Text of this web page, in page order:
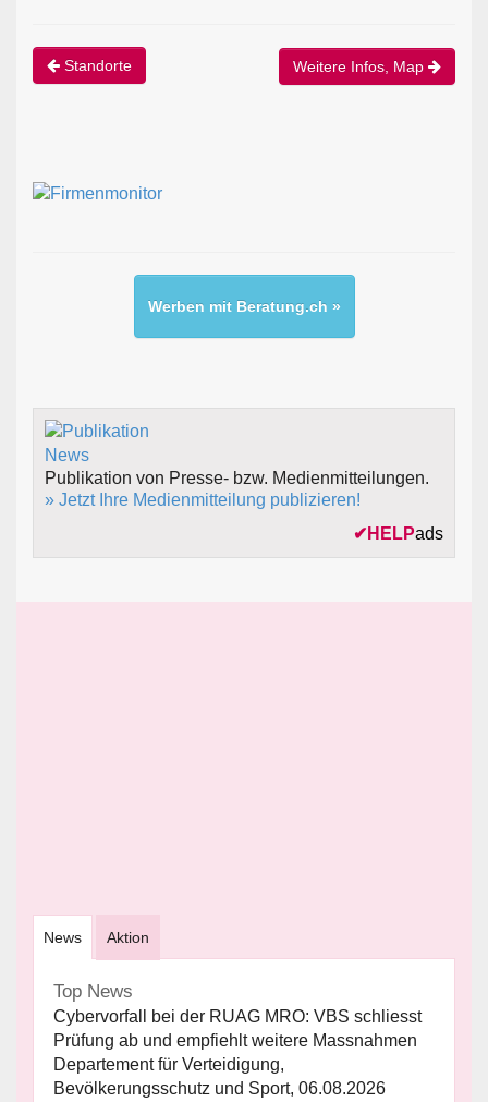
Standorte Weitere Infos, Map
Werben mit Beratung.ch »
Publikation von Presse- bzw. Medienmitteilungen.
» Jetzt Ihre Medienmitteilung publizieren!
✔ HELPads
News Aktion
Top News
Cybervorfall bei der RUAG MRO: VBS schliesst
Prüfung ab und empfiehlt weitere Massnahmen
Departement für Verteidigung,
Bevölkerungsschutz und Sport, 06.08.2026